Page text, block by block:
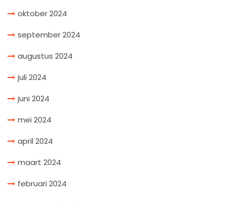
oktober 2024
september 2024
augustus 2024
juli 2024
juni 2024
mei 2024
april 2024
maart 2024
februari 2024